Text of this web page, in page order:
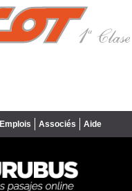
Emplois Associés Aide